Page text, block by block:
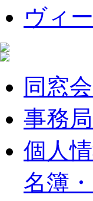
ヴィ
同窓
事務
個人
名簿